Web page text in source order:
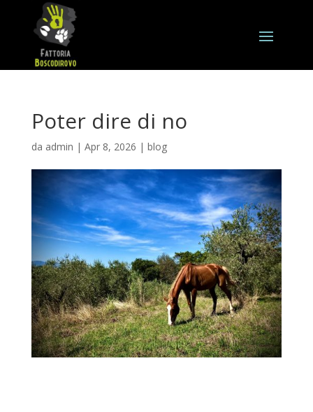
Poter dire di no
da admin | Apr 8, 2026 | blog